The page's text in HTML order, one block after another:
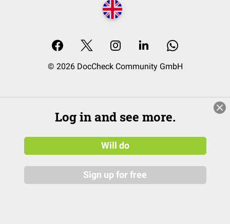
© 2026 DocCheck Community GmbH
Log in and see more.
Will do
Sign up for free